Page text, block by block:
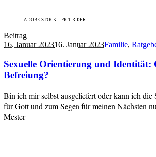
ADOBE STOCK – PICT RIDER
Beitrag
16. Januar 202316. Januar 2023Familie,
Sexuelle Orientierung und Identität:
Befreiung?
Bin ich mir selbst ausgeliefert oder kann ich die
für Gott und zum Segen für meinen Nächsten
Mester